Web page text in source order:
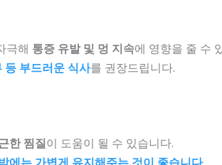
극해 통증 유발 및 멍 지속에 영향을 줄 수
등 부드러운 식사를 권장드립니다.
한 찜질이 도움이 될 수 있습니다.